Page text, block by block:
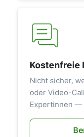
Kostenfreie
Nicht sicher,
oder Video-
Expertinnen —